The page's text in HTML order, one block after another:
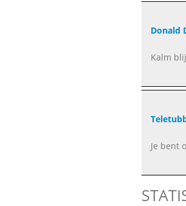
Donald
Kalm
Je bent